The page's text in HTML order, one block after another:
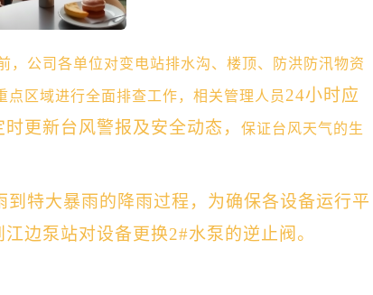
，公司各单位对变电站排水沟、楼顶、防洪防汛物资
区域进行全面排查工作，相关管理人员 24小时应
更新台风警报及安全动态，
保证台风天气的生
到特大暴雨的降雨过程，为确保各设备运行平
边泵站对设备更换2#水泵的逆止阀。